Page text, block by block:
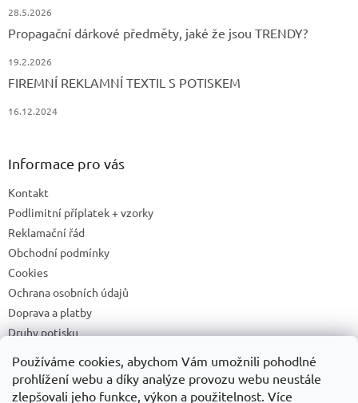
Používáme cookies, abychom Vám umožnili pohodlné
prohlížení webu a díky analýze provozu webu neustále
zlepšovali jeho funkce, výkon a použitelnost. Více
28.5.2026
Propagační dárkové předměty, jaké že jsou TRENDY?
19.2.2026
FIREMNÍ REKLAMNÍ TEXTIL S POTISKEM
16.12.2024
Informace pro vás
Kontakt
Podlimitní příplatek + vzorky
Reklamační řád
Obchodní podmínky
Cookies
Ochrana osobních údajů
Doprava a platby
Druhy potisku
Recyklační příspěvky a zpětný odběr elektrozařízení/baterií